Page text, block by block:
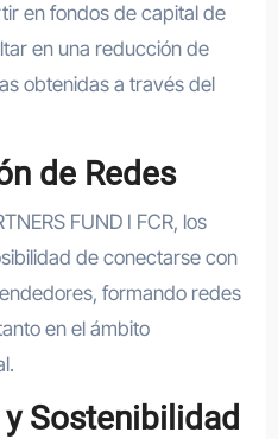
en fondos de capital de
en una reducción de
obtenidas a través del
de Redes
FUND I FCR, los
de conectarse con
formando redes
en el ámbito
Sostenibilidad